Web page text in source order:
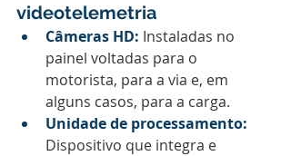
videotelemetria
Câmeras HD: Instaladas no
painel voltadas para o
motorista, para a via e, em
alguns casos, para a carga.
Unidade de processamento:
Dispositivo que integra e